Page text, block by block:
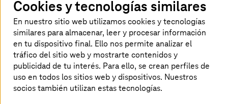
Vídeos
Boletín
Cookies y tecnologías similares
En nuestro sitio web utilizamos cookies y tecnologías
similares para almacenar, leer y procesar información
en tu dispositivo final. Ello nos permite analizar el
tráfico del sitio web y mostrarte contenidos y
publicidad de tu interés. Para ello, se crean perfiles de
uso en todos los sitios web y dispositivos. Nuestros
socios también utilizan estas tecnologías.